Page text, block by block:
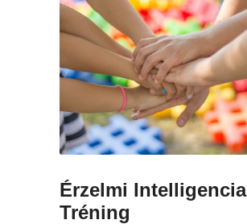
Érzelmi Intelligencia
Tréning